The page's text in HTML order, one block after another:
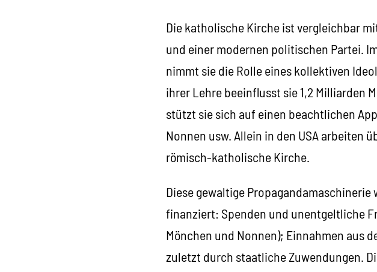
Die katholische Kirche ist vergleichbar
und einer modernen politischen Partei.
nimmt sie die Rolle eines kollektiven
ihrer Lehre beeinflusst sie 1,2 Milliarden
stützt sie sich auf einen beachtlichen
Nonnen usw. Allein in den USA arbeiten
römisch-katholische Kirche.
Diese gewaltige
finanziert: Spenden und unentgeltliche
Mönchen und Nonnen); Einnahmen aus
zuletzt durch staatliche Zuwendungen.